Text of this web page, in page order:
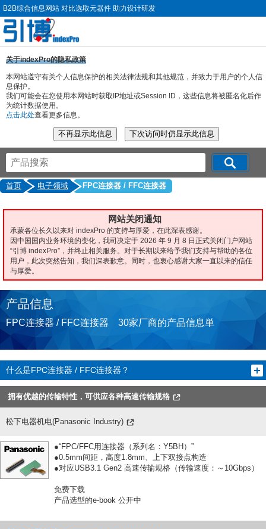
B2B综合信息网站 对比选取元器件 助力设计研发
关于indexPro的隐私政策
本网站遵守有关个人信息保护的相关法律法规和其他规范，并致力于用户的个人信
息保护。
我们可能会在您使用本网站时获取IP地址或Session ID，这些信息将被匿名化后作
为统计数据使用。
点击此处查看更多信息。
首页 电子领域 FPC连接器 / FFC连接器
网站关闭通知
承蒙各位长久以来对 indexPro 的支持与厚爱，在此深表感谢。
因中国国内业务环境的变化，我司决定于 2026 年 9 月 8 日正式关闭门户网站
“引博 indexPro”，并终止相关服务。对于长期以来给予我们支持与帮助的各位
用户，此次突然告知，我们深表歉意。同时，也衷心感谢大家一直以来的信任
与厚爱。
产品信息
FPC连接器 / FFC连接器 30家厂商的产品信息単
什么是FPC连接器 / FFC连接器？
拥有优越的传输特性，可供应各种高速传输规格
松下电器机电(Panasonic Industry)
●“FPC/FFC用连接器（系列名：Y5BH）”
●0.5mm间距，高度1.8mm、上下双接点构造
●对应USB3.1 Gen2 高速传输规格（传输速度：～10Gbps）
免费下载
产品选型的e-book 公开中